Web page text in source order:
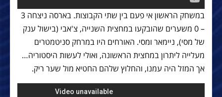
במשחק הראשון אי פעם בין שתי הקבוצות. בארסה ניצחה 3
– 0 משערים שהובקעו במחצית השנייה, צ'אבי (בישול ענק
של מסי), ניימאר ומסי. האורחים היו במרחק סניטמטרים
מעלייה ליתרון במחצית הראשונה, ואולי לעשות היסטוריה…
אך המזל היה עמנו, והחלוץ שלהם החטיא מול שער ריק.